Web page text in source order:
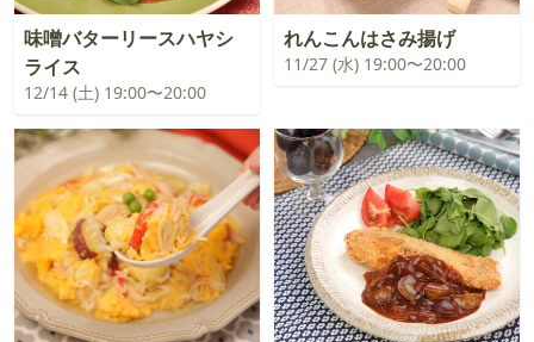
味噌バターリースハヤシ
ライス
12/14 (土) 19:00〜20:00
れんこんはさみ揚げ
11/27 (水) 19:00〜20:00